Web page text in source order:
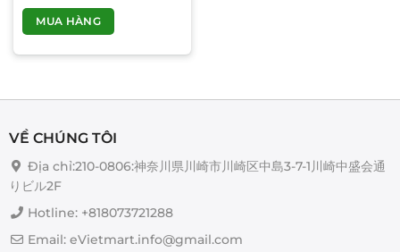
MUA HÀNG
VỀ CHÚNG TÔI
Địa chỉ:210-0806:神奈川県川崎市川崎区中島3-7-1川崎中盛会通
りビル2F
Hotline: +818073721288
Email: eVietmart.info@gmail.com